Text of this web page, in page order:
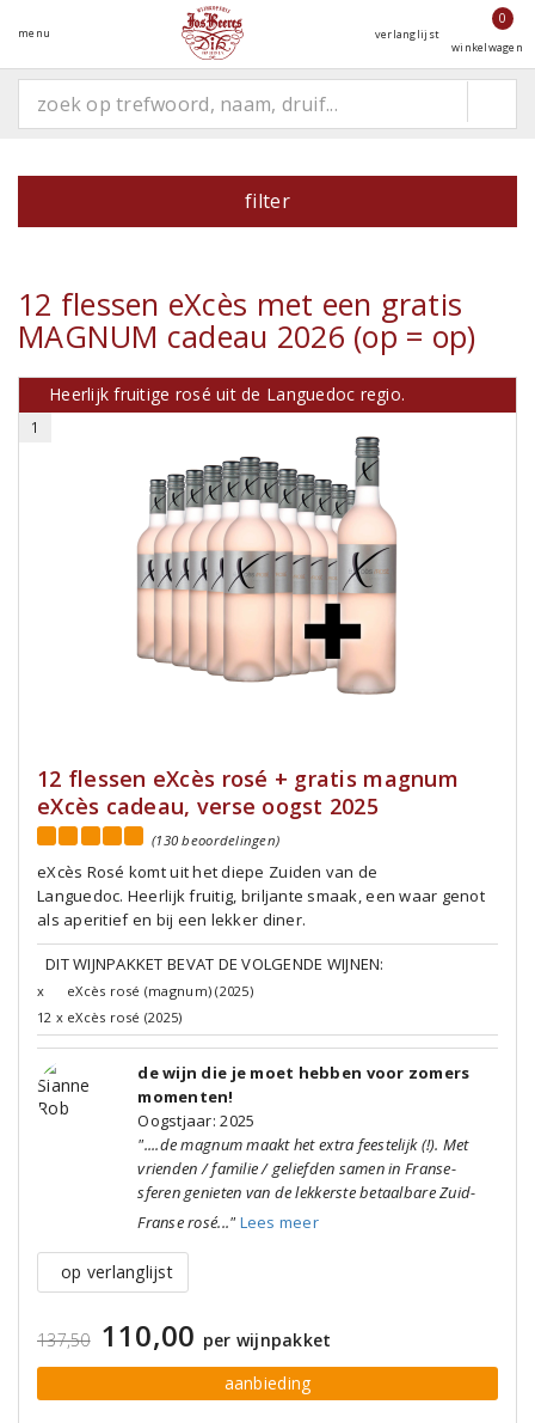
menu verlanglijst
0
winkelwagen
filter
12 flessen eXcès met een gratis
MAGNUM cadeau 2026 (op = op)
Heerlijk fruitige rosé uit de Languedoc regio.
1
12 flessen eXcès rosé + gratis magnum
eXcès cadeau, verse oogst 2025
(130 beoordelingen)
eXcès Rosé komt uit het diepe Zuiden van de
Languedoc. Heerlijk fruitig, briljante smaak, een waar genot
als aperitief en bij een lekker diner.
DIT WIJNPAKKET BEVAT DE VOLGENDE WIJNEN:
x
eXcès rosé (magnum) (2025)
12 x eXcès rosé (2025)
de wijn die je moet hebben voor zomers
momenten!
Oogstjaar: 2025
"....de magnum maakt het extra feestelijk (!). Met
vrienden / familie / geliefden samen in Franse-
sferen genieten van de lekkerste betaalbare Zuid-
Franse rosé..." Lees meer
op verlanglijst
137,50 110,00 per wijnpakket
aanbieding